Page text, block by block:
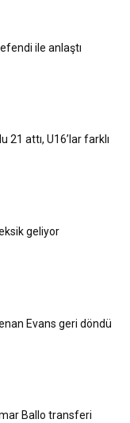
ile anlaştı
21 attı, U16’lar farklı
geliyor
Evans geri döndü
Ballo transferi